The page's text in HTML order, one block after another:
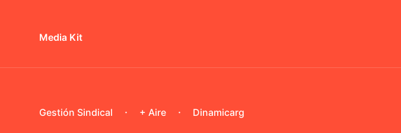
Media Kit
Gestión Sindical + Aire Dinamicarg